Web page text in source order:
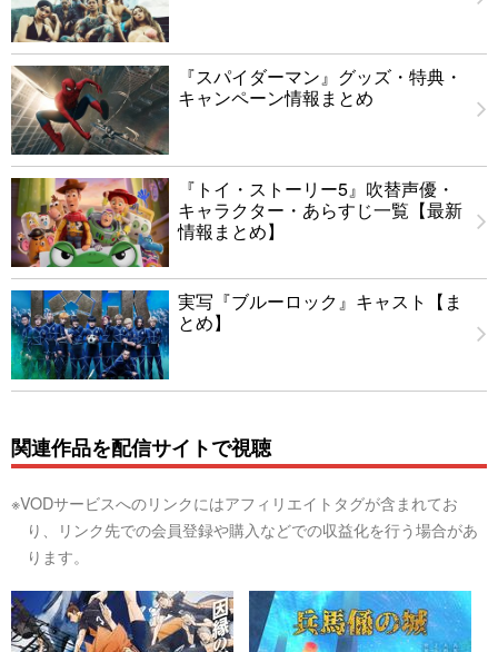
『スパイダーマン』グッズ・特典・
キャンペーン情報まとめ
『トイ・ストーリー5』吹替声優・
キャラクター・あらすじ一覧【最新
情報まとめ】
実写『ブルーロック』キャスト【ま
とめ】
関連作品を配信サイトで視聴
※VODサービスへのリンクにはアフィリエイトタグが含まれてお
り、リンク先での会員登録や購入などでの収益化を行う場合があ
ります。